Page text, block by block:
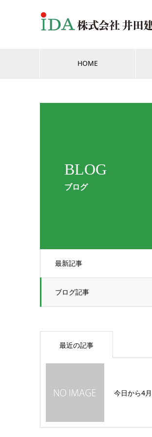
HOME
BLOG
ブログ
最新記事
ブログ記事
最近の記事
今日から4月